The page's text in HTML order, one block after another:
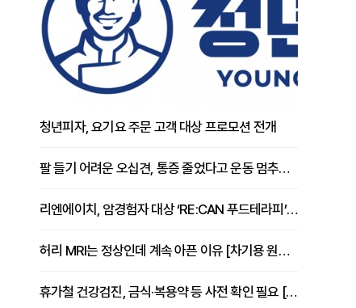
청년피자, 요기요 주문 고객 대상 프로모션 전개
팔 들기 어려운 오십견, 통증 줄었다고 운동 멈추면 안 되는 이유 [이병욱 원장 칼럼]
리엔에이치, 암경험자 대상 ‘RE:CAN 푸드테라피’ 운영
허리 MRI는 정상인데 계속 아픈 이유 [차기용 원장 칼럼]
휴가철 건강검진, 금식·복용약 등 사전 확인 필요 [정도감 원장 칼럼]